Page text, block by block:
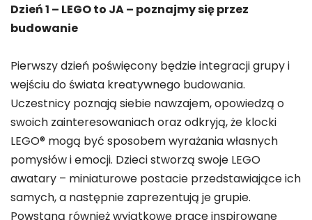
Dzień 1 – LEGO to JA – poznajmy się przez
budowanie
Pierwszy dzień poświęcony będzie integracji grupy i
wejściu do świata kreatywnego budowania.
Uczestnicy poznają siebie nawzajem, opowiedzą o
swoich zainteresowaniach oraz odkryją, że klocki
LEGO® mogą być sposobem wyrażania własnych
pomysłów i emocji. Dzieci stworzą swoje LEGO
awatary – miniaturowe postacie przedstawiające ich
samych, a następnie zaprezentują je grupie.
Powstaną również wyjątkowe prace inspirowane